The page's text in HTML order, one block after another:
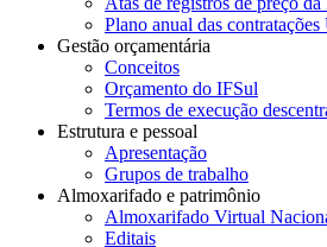
Plano anual das
Gestão orçamentária
Conceitos
Orçamento do IFSul
Termos de execução
Estrutura e pessoal
Apresentação
Grupos de trabalho
Almoxarifado e patrimônio
Almoxarifado Virtual
Editais